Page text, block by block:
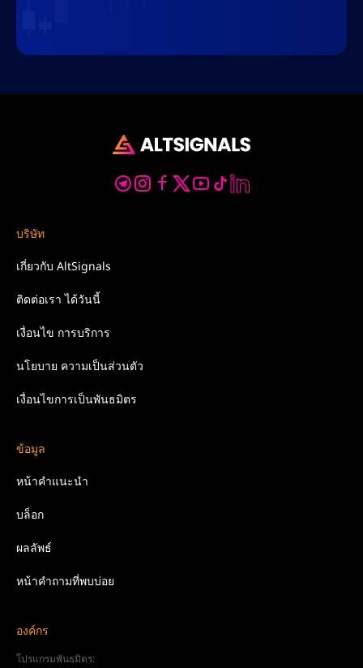
บริษัท
เกี่ยวกับ AltSignals
ติดต่อเราได้วันนี้
เงื่อนไข การบริการ
นโยบาย ความเป็นส่วนตัว
เงื่อนไขการเป็นพันธมิตร
ข้อมูล
หน้าคำแนะนำ
บล็อก
ผลลัพธ์
หน้าคำถามที่พบบ่อย
องค์กร
โปรแกรมพันธมิตร: